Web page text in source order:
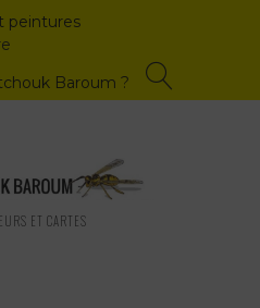
peintures
Baroum ?
ET CARTES